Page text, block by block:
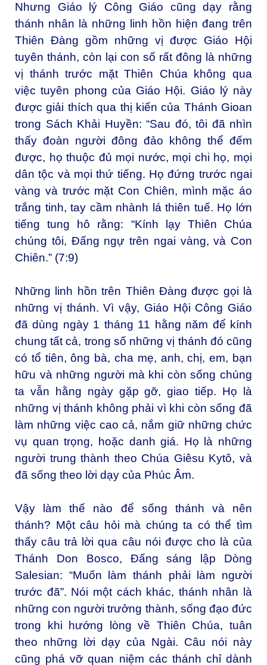
Nhưng Giáo lý Công Giáo cũng dạy rằng
thánh nhân là những linh hồn hiện đang trên
Thiên Đàng gồm những vị được Giáo Hội
tuyên thánh, còn lại con số rất đông là những
vị thánh trước mặt Thiên Chúa không qua
việc tuyên phong của Giáo Hội. Giáo lý này
được giải thích qua thị kiến của Thánh Gioan
trong Sách Khải Huyền: “Sau đó, tôi đã nhìn
thấy đoàn người đông đảo không thể đếm
được, họ thuộc đủ mọi nước, mọi chi họ, mọi
dân tộc và mọi thứ tiếng. Họ đứng trước ngai
vàng và trước mặt Con Chiên, mình mặc áo
trắng tinh, tay cầm nhành lá thiên tuế. Họ lớn
tiếng tung hô rằng: “Kính lạy Thiên Chúa
chúng tôi, Ðấng ngự trên ngai vàng, và Con
Chiên.” (7:9)
Những linh hồn trên Thiên Đàng được gọi là
những vị thánh. Vì vậy, Giáo Hội Công Giáo
đã dùng ngày 1 tháng 11 hằng năm để kính
chung tất cả, trong số những vị thánh đó cũng
có tổ tiên, ông bà, cha mẹ, anh, chị, em, bạn
hữu và những người mà khi còn sống chúng
ta vẫn hằng ngày gặp gỡ, giao tiếp. Họ là
những vị thánh không phải vì khi còn sống đã
làm những việc cao cả, nắm giữ những chức
vụ quan trọng, hoặc danh giá. Họ là những
người trung thành theo Chúa Giêsu Kytô, và
đã sống theo lời dạy của Phúc Âm.
Vậy làm thế nào để sống thánh và nên
thánh? Một câu hỏi mà chúng ta có thể tìm
thấy câu trả lời qua câu nói được cho là của
Thánh Don Bosco, Đấng sáng lập Dòng
Salesian: “Muốn làm thánh phải làm người
trước đã”. Nói một cách khác, thánh nhân là
những con người trưởng thành, sống đạo đức
trong khi hướng lòng về Thiên Chúa, tuân
theo những lời dạy của Ngài. Câu nói này
cũng phá vỡ quan niệm các thánh chỉ dành